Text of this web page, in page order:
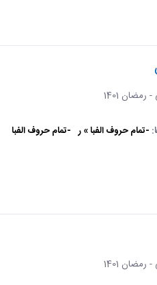
1401
-تمام حروف الفبا » ر -تمام حروف الفبا
1401